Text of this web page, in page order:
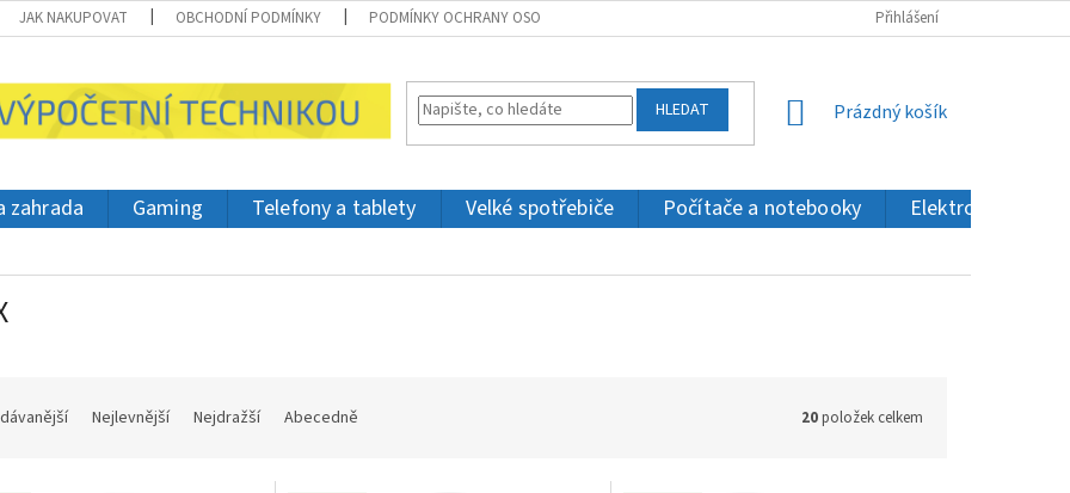
JAK NAKUPOVAT OBCHODNÍ PODMÍNKY PODMÍNKY OCHRANY OSOBNÍCH ÚDAJŮ Přihlášení
HLEDAT
NÁKUPNÍ
Prázdný košík
zahrada Gaming Telefony a tablety Velké spotřebiče Počítače a notebooky Elektronika a IT
Nejlevnější Nejdražší Abecedně 20položek celkem